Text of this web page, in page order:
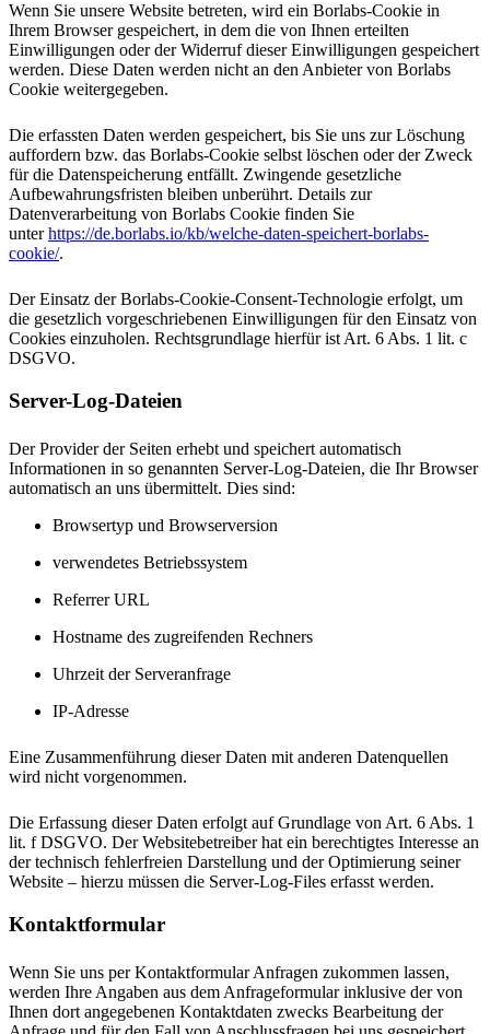
Wenn Sie unsere Website betreten, wird ein Borlabs-Cookie in
Ihrem Browser gespeichert, in dem die von Ihnen erteilten
Einwilligungen oder der Widerruf dieser Einwilligungen gespeichert
werden. Diese Daten werden nicht an den Anbieter von Borlabs
Cookie weitergegeben.
Die erfassten Daten werden gespeichert, bis Sie uns zur Löschung
auffordern bzw. das Borlabs-Cookie selbst löschen oder der Zweck
für die Datenspeicherung entfällt. Zwingende gesetzliche
Aufbewahrungsfristen bleiben unberührt. Details zur
Datenverarbeitung von Borlabs Cookie finden Sie
unterhttps://de.borlabs.io/kb/welche-daten-speichert-borlabs-
cookie/.
Der Einsatz der Borlabs-Cookie-Consent-Technologie erfolgt, um
die gesetzlich vorgeschriebenen Einwilligungen für den Einsatz von
Cookies einzuholen. Rechtsgrundlage hierfür ist Art. 6 Abs. 1 lit. c
DSGVO.
Server-Log-Dateien
Der Provider der Seiten erhebt und speichert automatisch
Informationen in so genannten Server-Log-Dateien, die Ihr Browser
automatisch an uns übermittelt. Dies sind:
Browsertyp und Browserversion
verwendetes Betriebssystem
Referrer URL
Hostname des zugreifenden Rechners
Uhrzeit der Serveranfrage
IP-Adresse
Eine Zusammenführung dieser Daten mit anderen Datenquellen
wird nicht vorgenommen.
Die Erfassung dieser Daten erfolgt auf Grundlage von Art. 6 Abs. 1
lit. f DSGVO. Der Websitebetreiber hat ein berechtigtes Interesse an
der technisch fehlerfreien Darstellung und der Optimierung seiner
Website – hierzu müssen die Server-Log-Files erfasst werden.
Kontaktformular
Wenn Sie uns per Kontaktformular Anfragen zukommen lassen,
werden Ihre Angaben aus dem Anfrageformular inklusive der von
Ihnen dort angegebenen Kontaktdaten zwecks Bearbeitung der